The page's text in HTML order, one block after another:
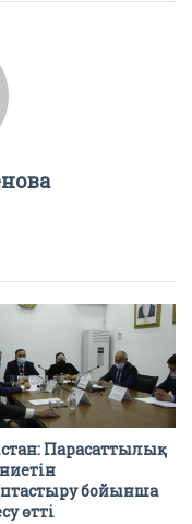
Парасаттылық
бойынша
өтті